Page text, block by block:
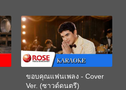
ขอบคุณแฟนเพลง - Cover
Ver. (ซาวด์ดนตรี)